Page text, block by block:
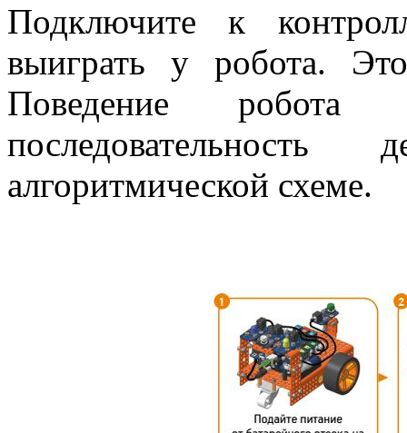
Подключите к
выиграть у робота.
Поведение робота
алгоритмической схеме.